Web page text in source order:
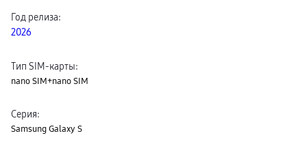
Год релиза:
2026
Тип SIM-карты:
nano SIM+nano SIM
Серия:
Samsung Galaxy S